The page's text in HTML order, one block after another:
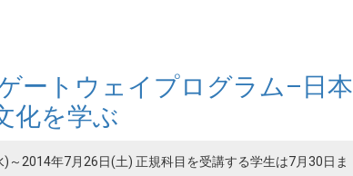
ートウェイプログラム–日本
化を学ぶ
～2014年7月26日(土) 正規科目を受講する学生は7月30日ま